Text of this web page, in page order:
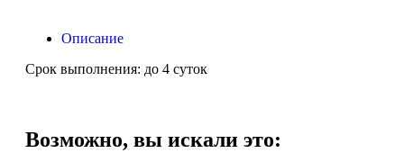
Описание
Срок выполнения: до 4 суток
Возможно, вы искали это: